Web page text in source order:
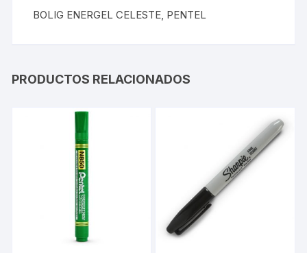
BOLIG ENERGEL CELESTE, PENTEL
PRODUCTOS RELACIONADOS